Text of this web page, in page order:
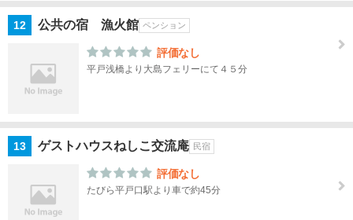
雲
五島
対
馬・
熊
12 公共の宿 漁火館 ペンション
評価なし
平戸浅橋より大島フェリーにて４５分
13 ゲストハウスねしこ交流庵 民宿
評価なし
たびら平戸口駅より車で約45分